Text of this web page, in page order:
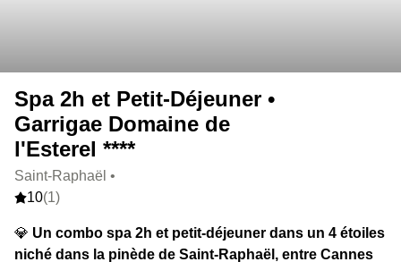
Spa 2h et Petit-Déjeuner •
Garrigae Domaine de
l'Esterel ****
Saint-Raphaël •
10(1)
💎 Un combo spa 2h et petit-déjeuner dans un 4 étoiles
niché dans la pinède de Saint-Raphaël, entre Cannes